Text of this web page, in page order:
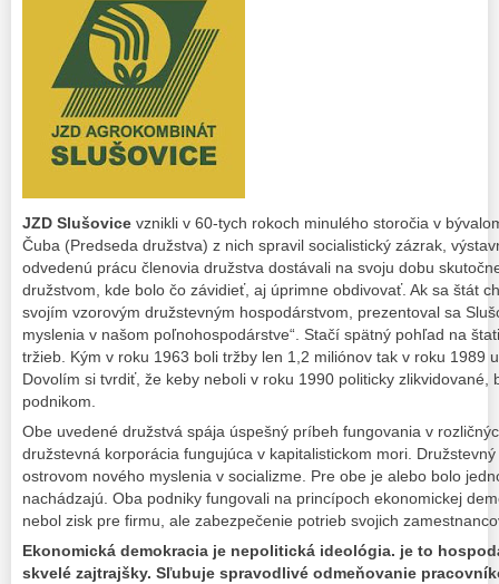
JZD Slušovice vznikli v 60-tych rokoch minulého storočia v
Čuba (Predseda družstva) z nich spravil socialistický zázrak,
odvedenú prácu členovia družstva dostávali na svoju dobu
družstvom, kde bolo čo závidieť, aj úprimne obdivovať. Ak sa štát
svojím vzorovým družstevným hospodárstvom, prezentoval sa
myslenia v našom poľnohospodárstve“. Stačí spätný pohľad na
tržieb. Kým v roku 1963 boli tržby len 1,2 miliónov tak v roku 1989
Dovolím si tvrdiť, že keby neboli v roku 1990 politicky zlikvidované,
podnikom.
Obe uvedené družstvá spája úspešný príbeh fungovania v
družstevná korporácia fungujúca v kapitalistickom mori.
ostrovom nového myslenia v socializme. Pre obe je alebo bolo
nachádzajú. Oba podniky fungovali na princípoch ekonomickej
nebol zisk pre firmu, ale zabezpečenie potrieb svojich
Ekonomická demokracia je nepolitická ideológia. je to
skvelé zajtrajšky. Sľubuje spravodlivé odmeňovanie